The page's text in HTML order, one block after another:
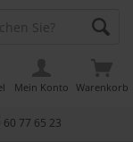
60 77 65 23
Warenkorb
Mein Konto